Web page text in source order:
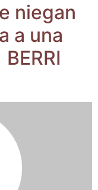
nie­gan
a una